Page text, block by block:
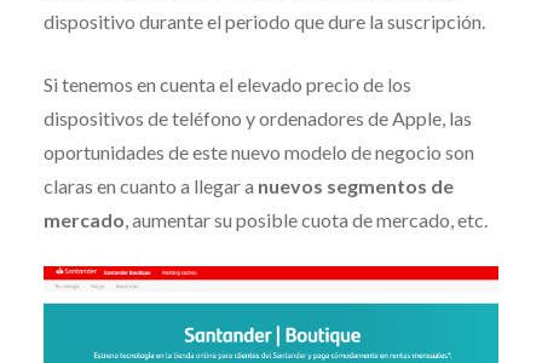
dispositivo durante el periodo que dure la suscripción.
Si tenemos en cuenta el elevado precio de los
dispositivos de teléfono y ordenadores de Apple, las
oportunidades de este nuevo modelo de negocio son
claras en cuanto a llegar a nuevos segmentos de
mercado, aumentar su posible cuota de mercado, etc.